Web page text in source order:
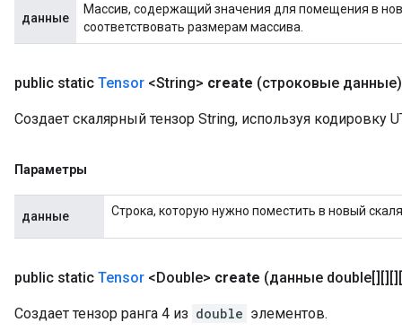
данные
Массив, содержащий значения для помещения в
соответствовать размерам массива.
public static Tensor <String> create (строковые данные)
Создает скалярный тензор String, используя кодировку
Параметры
данные Строка, которую нужно поместить в новый
public static Tensor <Double> create (данные
Создает тензор ранга 4 из double элементов.